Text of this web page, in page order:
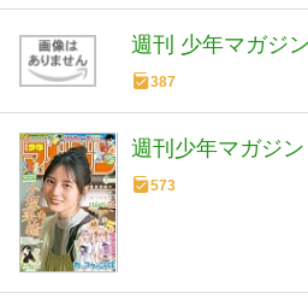
週刊 少年マガジ
387
週刊少年マガジ
573